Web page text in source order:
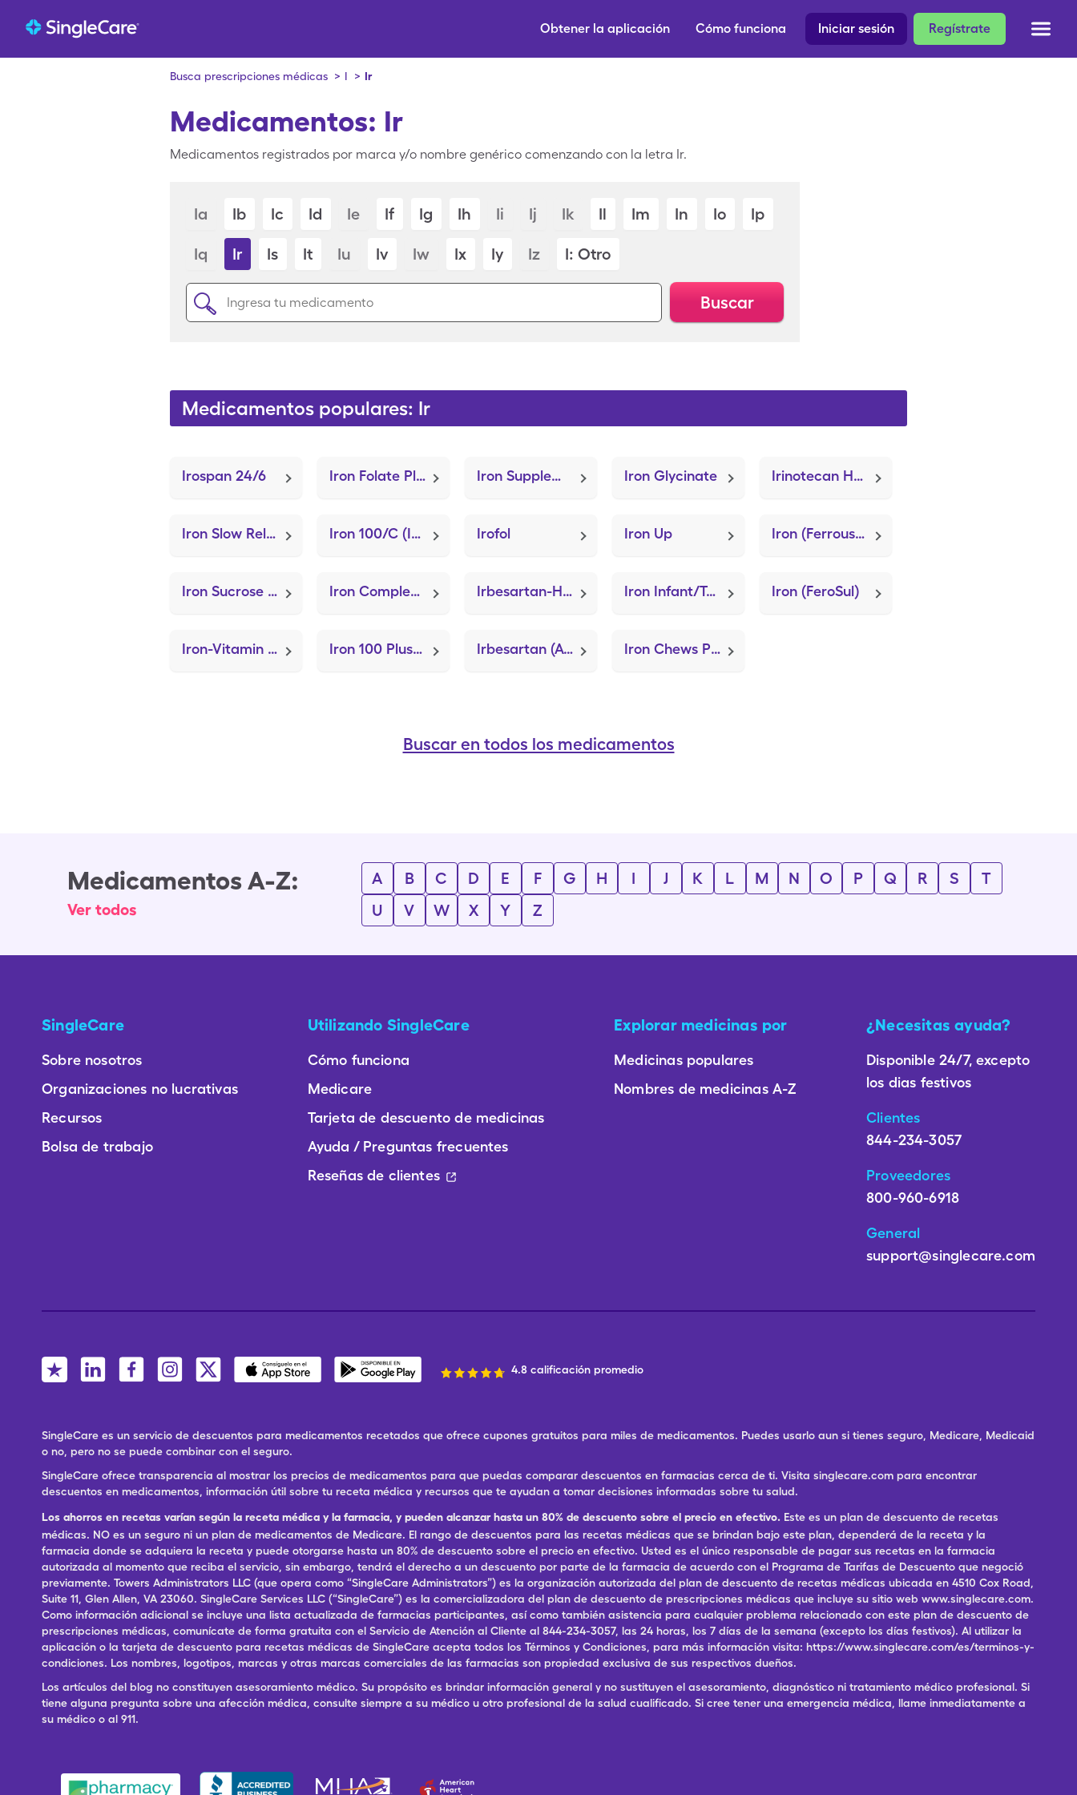
Regístrate
Iniciar sesión
Cómo funciona
Obtener la aplicación
Busca prescripciones médicas > I > Ir
Medicamentos: Ir
Medicamentos registrados por marca y/o nombre genérico comenzando con la letra Ir.
Ia Ib Ic Id Ie If Ig Ih Ii Ij Ik Il Im In Io Ip
Iq Ir Is It Iu Iv Iw Ix Iy Iz I: Otro
Buscar
Medicamentos populares: Ir
Irospan 24/6 Iron Folate Plus (Integra Plus) Iron Supplement (FeroSul) Iron Glycinate Irinotecan Hcl (Camptosar)
Iron Slow Release (Ferrous Sulfate ER) Iron 100/C (Iron-Vitamin C) Irofol Iron Up Iron (Ferrous Sulfate) (FeroSul)
Iron Sucrose (Venofer) Iron Complex (Chromagen) Irbesartan-Hydrochlorothiazide (Avalide) Iron Infant/Toddler (Ferrous Sulfate) Iron (FeroSul)
Iron-Vitamin C (Vitron-C) Iron 100 Plus (Icar-C Plus) Irbesartan (Avapro) Iron Chews Pediatric
Buscar en todos los medicamentos
Medicamentos A-Z:
Ver todos
A B C D E F G H I J K L M N O P Q R S
T
U
V W X Y Z
SingleCare
Sobre nosotros
Organizaciones no lucrativas
Recursos
Bolsa de trabajo
Utilizando SingleCare
Cómo funciona
Medicare
Tarjeta de descuento de medicinas
Ayuda / Preguntas frecuentes
Reseñas de clientes
Explorar medicinas por
Medicinas populares
Nombres de medicinas A-Z
¿Necesitas ayuda?
Disponible 24/7, excepto
los dias festivos
Clientes
844-234-3057
Proveedores
800-960-6918
General
support@singlecare.com
4.8 calificación promedio
SingleCare es un servicio de descuentos para medicamentos recetados que ofrece cupones gratuitos para miles de medicamentos. Puedes usarlo aun si tienes seguro, Medicare, Medicaid
o no, pero no se puede combinar con el seguro.
SingleCare ofrece transparencia al mostrar los precios de medicamentos para que puedas comparar descuentos en farmacias cerca de ti. Visita singlecare.com para encontrar
descuentos en medicamentos, información útil sobre tu receta médica y recursos que te ayudan a tomar decisiones informadas sobre tu salud.
Los ahorros en recetas varían según la receta médica y la farmacia, y pueden alcanzar hasta un 80% de descuento sobre el precio en efectivo. Este es un plan de descuento de recetas
médicas. NO es un seguro ni un plan de medicamentos de Medicare. El rango de descuentos para las recetas médicas que se brindan bajo este plan, dependerá de la receta y la
farmacia donde se adquiera la receta y puede otorgarse hasta un 80% de descuento sobre el precio en efectivo. Usted es el único responsable de pagar sus recetas en la farmacia
autorizada al momento que reciba el servicio, sin embargo, tendrá el derecho a un descuento por parte de la farmacia de acuerdo con el Programa de Tarifas de Descuento que negoció
previamente. Towers Administrators LLC (que opera como “SingleCare Administrators”) es la organización autorizada del plan de descuento de recetas médicas ubicada en 4510 Cox Road,
Suite 11, Glen Allen, VA 23060. SingleCare Services LLC (“SingleCare”) es la comercializadora del plan de descuento de prescripciones médicas que incluye su sitio web www.singlecare.com.
Como información adicional se incluye una lista actualizada de farmacias participantes, así como también asistencia para cualquier problema relacionado con este plan de descuento de
prescripciones médicas, comunícate de forma gratuita con el Servicio de Atención al Cliente al 844-234-3057, las 24 horas, los 7 días de la semana (excepto los días festivos). Al utilizar la
aplicación o la tarjeta de descuento para recetas médicas de SingleCare acepta todos los Términos y Condiciones, para más información visita: https://www.singlecare.com/es/terminos-y-
condiciones. Los nombres, logotipos, marcas y otras marcas comerciales de las farmacias son propiedad exclusiva de sus respectivos dueños.
Los artículos del blog no constituyen asesoramiento médico. Su propósito es brindar información general y no sustituyen el asesoramiento, diagnóstico ni tratamiento médico profesional. Si
tiene alguna pregunta sobre una afección médica, consulte siempre a su médico u otro profesional de la salud cualificado. Si cree tener una emergencia médica, llame inmediatamente a
su médico o al 911.